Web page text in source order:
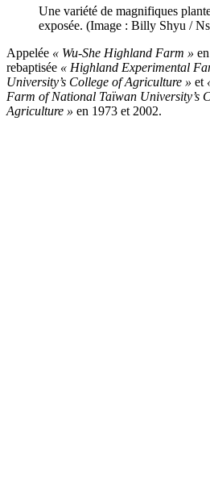
Une variété de magnifiques
exposée. (Image : Billy Shyu /
Appelée « Wu-She Highland Farm »
rebaptisée « Highland Experimental
University’s College of Agriculture » et
Farm of National Taïwan University’s
Agriculture » en 1973 et 2002.